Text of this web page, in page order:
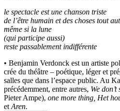
le spectacle est une chanson triste
de l’être humain et des choses tout
même si la lune
(qui participe aussi)
reste passablement indifférente
• Benjamin Verdonck est un artiste
crée du théâtre – poétique, léger et
salles que dans l’espace public. Au
précédemment, entre autres, We
Pieter Ampe), one more thing, Het
et Aren.